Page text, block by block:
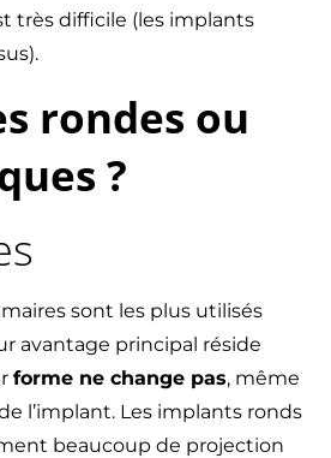
très difficile (les implants
rondes ou
?
sont les plus utilisés
avantage principal réside
forme ne change pas, même
l’implant. Les implants ronds
beaucoup de projection